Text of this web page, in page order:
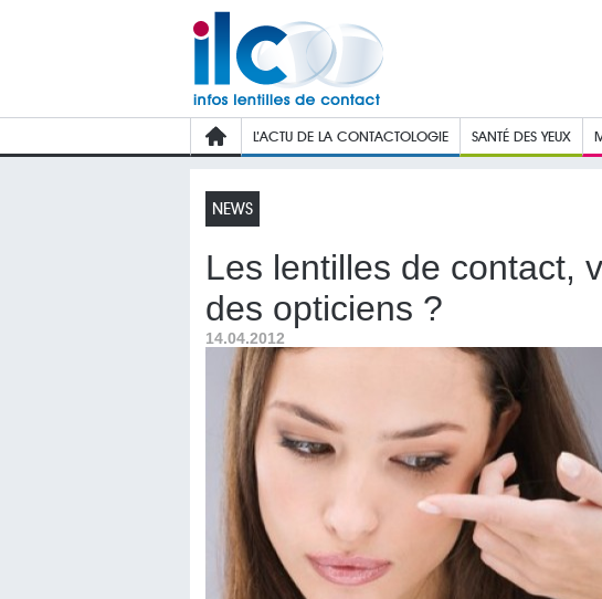
L’ACTU DE LA CONTACTOLOGIE SANTÉ DES YEUX
NEWS
Les lentilles de contact,
des opticiens ?
14.04.2012